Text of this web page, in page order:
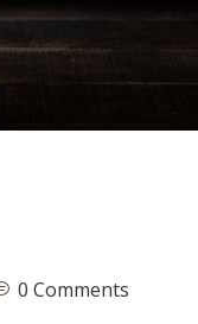
0 Comments